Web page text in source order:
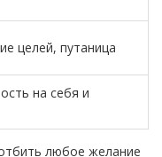
целей, путаница
на себя и
любое желание